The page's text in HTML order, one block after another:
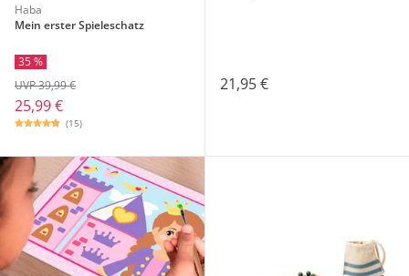
Haba
Mein erster Spieleschatz
35 %
25,99 €
UVP 39,99 €
(15)
21,95 €